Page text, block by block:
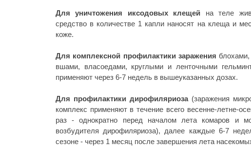
Для уничтожения иксодовых клещей на теле
средство в количестве 1 капли наносят на клеща и
коже.
Для комплексной профилактики заражения
вшами, власоедами, круглыми и ленточными
применяют через 6-7 недель в вышеуказанных дозах.
Для профилактики дирофиляриоза(заражения
комплекс применяют в течение всего весенне-летне-
раз - однократно перед началом лета комаров и
возбудителя дирофиляриоза), далее каждые 6-7
сезоне - через 1 месяц после завершения лета